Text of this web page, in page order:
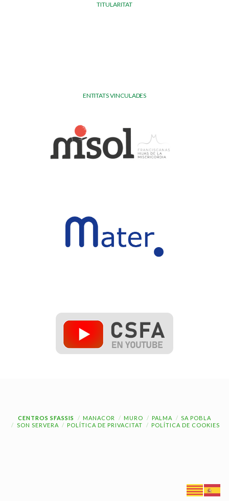
TITULARITAT
ENTITATS VINCULADES
CENTROS SFASSIS MANACOR MURO PALMA
SA POBLA
SON SERVERA
POLÍTICA DE PRIVACITAT POLÍTICA DE COOKIES